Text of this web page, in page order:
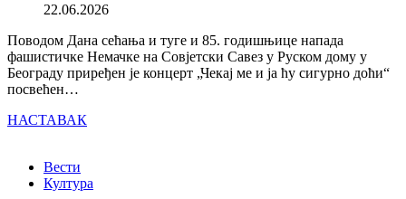
22.06.2026
Поводом Дана сећања и туге и 85. годишњице напада
фашистичке Немачке на Совјетски Савез у Руском дому у
Београду приређен је концерт „Чекај ме и ја ћу сигурно доћи“
посвећен…
НАСТАВАК
Вести
Култура